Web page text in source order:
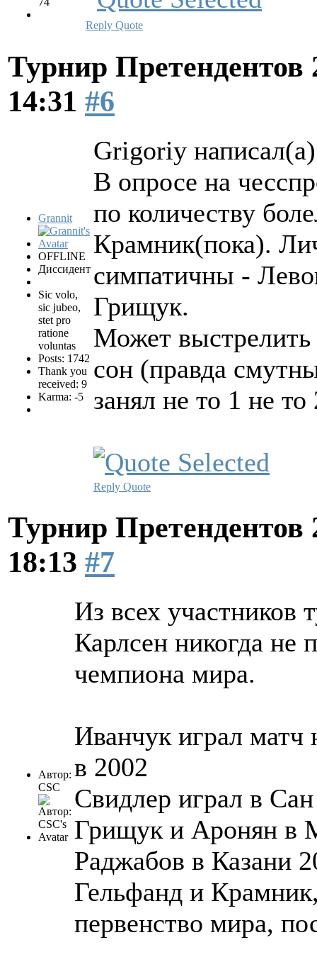
Reply Quote
Турнир
14:31 #6
Grannit
OFFLINE
Диссидент
Sic volo,
sic jubeo,
stet pro
ratione
voluntas
Posts: 1742
Thank you
received: 9
Karma: -5
Grigoriy
В опросе на
по количеству
Крамник(пока).
симпатичны -
Грищук.
Может выстрелить
сон (правда
занял не то 1 не
Reply Quote
Турнир
18:13 #7
Автор:
CSC
Из всех участников
Карлсен никогда не
чемпиона мира.
Иванчук играл
в 2002
Свидлер играл в
Грищук и Аронян в
Раджабов в Казани
Гельфанд и
первенство мира,